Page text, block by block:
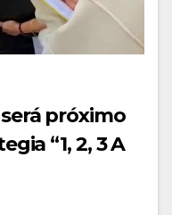
próximo
“1, 2, 3 A